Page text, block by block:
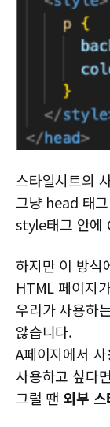
스타일시트의
그냥 head 태
style태그 안에
하지만 이 방식
HTML 페이지
우리가 사용하
않습니다.
A페이지에서
사용하고 싶다
그럴 땐 외부